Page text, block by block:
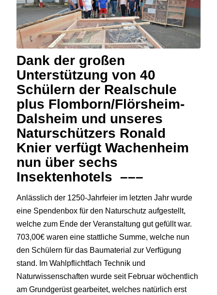
Dank der großen
Unterstützung von 40
Schülern der Realschule
plus Flomborn/Flörsheim-
Dalsheim und unseres
Naturschützers Ronald
Knier verfügt Wachenheim
nun über sechs
Insektenhotels –––
Anlässlich der 1250-Jahrfeier im letzten Jahr wurde
eine Spendenbox für den Naturschutz aufgestellt,
welche zum Ende der Veranstaltung gut gefüllt war.
703,00€ waren eine stattliche Summe, welche nun
den Schülern für das Baumaterial zur Verfügung
stand. Im Wahlpflichtfach Technik und
Naturwissenschaften wurde seit Februar wöchentlich
am Grundgerüst gearbeitet, welches natürlich erst